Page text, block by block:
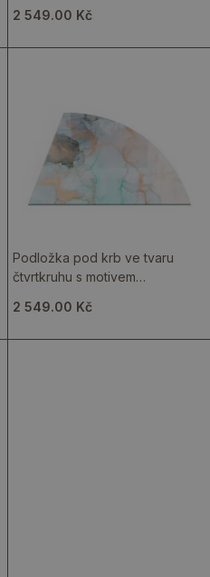
2 549.00 Kč
Podložka pod krb ve tvaru
čtvrtkruhu s motivem
2 549.00 Kč